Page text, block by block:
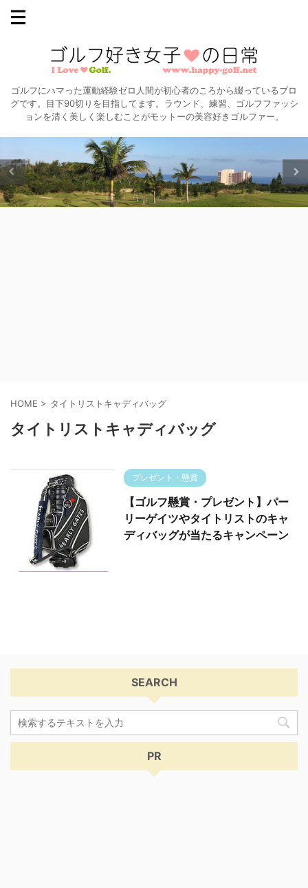
ゴルフにハマった運動経験ゼロ人間が初心者のころから綴っているブロ
グです。目下90切りを目指してます。ラウンド、練習、ゴルフファッシ
ョンを清く美しく楽しむことがモットーの美容好きゴルファー。
HOME > タイトリストキャディバッグ
タイトリストキャディバッグ
プレゼント・懸賞
【ゴルフ懸賞・プレゼント】パー
リーゲイツやタイトリストのキャ
ディバッグが当たるキャンペーン
SEARCH
PR